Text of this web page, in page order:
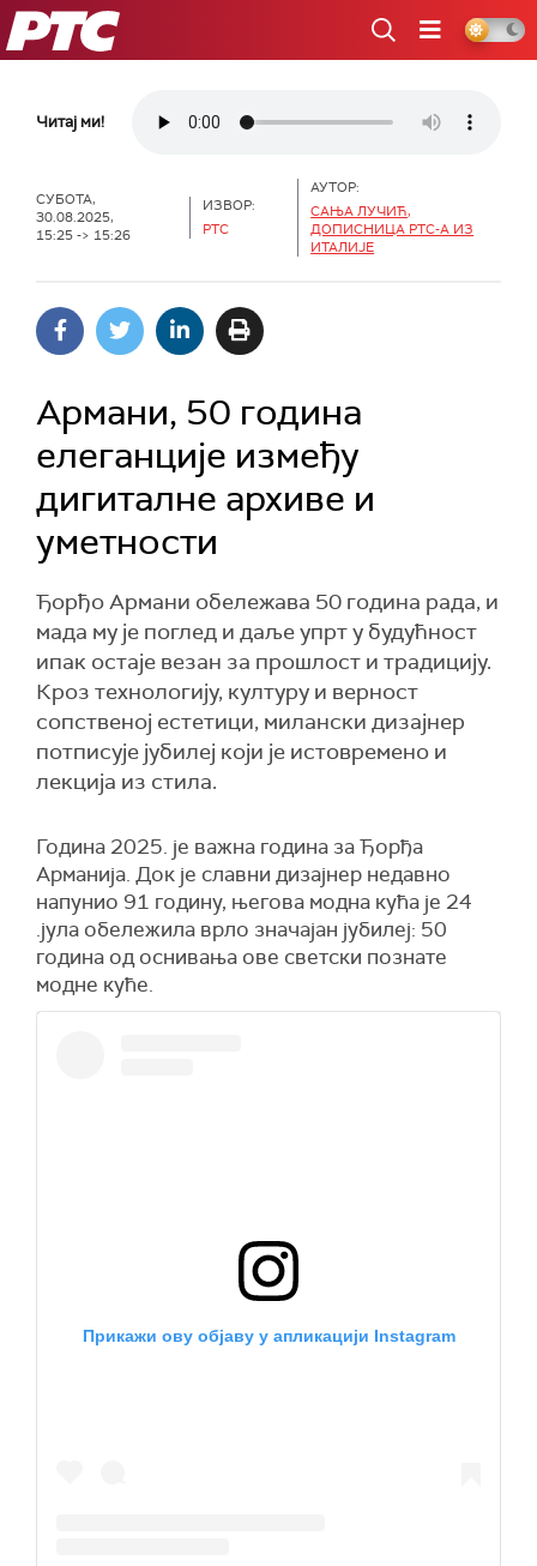
РТС
Читај ми!
СУБОТА,
30.08.2025,
15:25 -> 15:26
ИЗВОР:
РТС
АУТОР:
САЊА ЛУЧИЋ,
ДОПИСНИЦА РТС-А ИЗ
ИТАЛИЈЕ
Армани, 50 година
елеганције између
дигиталне архиве и
уметности
Ђорђо Армани обележава 50 година рада, и
мада му је поглед и даље упрт у будућност
ипак остаје везан за прошлост и традицију.
Кроз технологију, културу и верност
сопственој естетици, милански дизајнер
потписује јубилеј који је истовремено и
лекција из стила.
Година 2025. је важна година за Ђорђа
Арманија. Док је славни дизајнер недавно
напунио 91 годину, његова модна кућа је 24
.јула обележила врло значајан јубилеј: 50
година од оснивања ове светски познате
модне куће.
Прикажи ову објаву у апликацији Instagram